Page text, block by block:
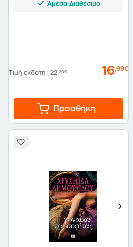
Άμεσα Διαθέσιμο
Τιμή εκδότη : 22,20€ 16,99€
Προσθήκη